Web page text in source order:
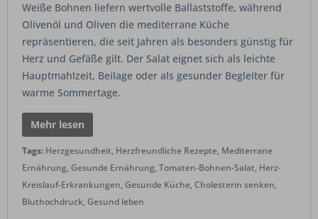
Weiße Bohnen liefern wertvolle Ballaststoffe, während
Olivenöl und Oliven die mediterrane Küche
repräsentieren, die seit Jahren als besonders günstig für
Herz und Gefäße gilt. Der Salat eignet sich als leichte
Hauptmahlzeit, Beilage oder als gesunder Begleiter für
warme Sommertage.
Mehr lesen
Tags: Herzgesundheit, Herzfreundliche Rezepte, Mediterrane
Ernährung, Gesunde Ernährung, Tomaten-Bohnen-Salat, Herz-
Kreislauf-Erkrankungen, Gesunde Küche, Cholesterin senken,
Bluthochdruck, Gesund leben